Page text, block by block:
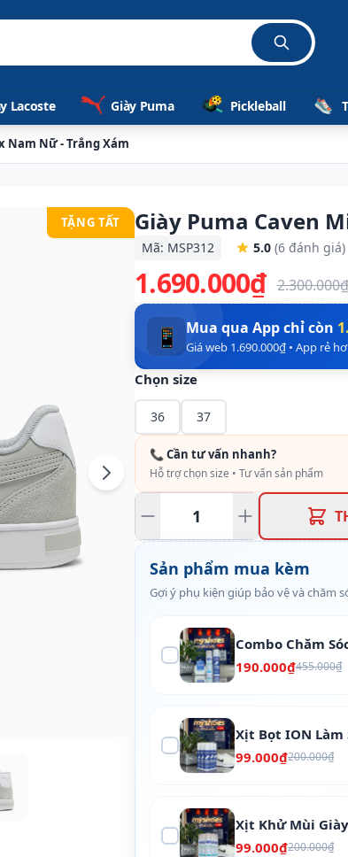
Lacoste Giày Puma Pickleball
Nam Nữ - Trắng Xám
TẶNG TẤT Giày Puma Caven
Mã: MSP312 5.0 (6 đánh giá)
1.690.000₫ 2.300.000₫
📱 Mua qua App chỉ còn
Giá web 1.690.000₫ • App rẻ
Chọn size
36 37
📞 Cần tư vấn nhanh?
Hỗ trợ chọn size • Tư vấn sản phẩm
Sản phẩm mua kèm
Gợi ý phụ kiện giúp bảo vệ và chăm
Combo Chăm
190.000₫455.000₫
Xịt Bọt ION Làm
99.000₫200.000₫
Xịt Khử Mùi
99.000₫200.000₫